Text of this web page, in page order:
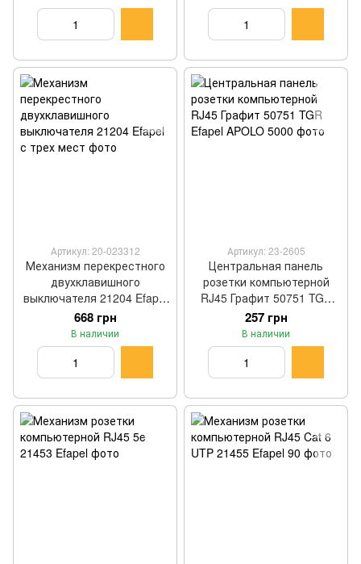
Артикул: 20-023312
Механизм перекрестного
двухклавишного
выключателя 21204 Efapel
с трех мест
668 грн
В наличии
Артикул: 23-2605
Центральная панель
розетки компьютерной
RJ45 Графит 50751 TGR
Efapel APOLO 5000
257 грн
В наличии